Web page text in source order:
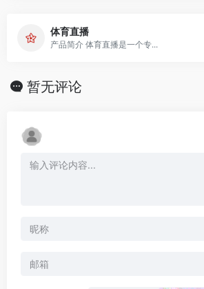
体育直播
产品简介 体育直播是一个专...
暂无评论